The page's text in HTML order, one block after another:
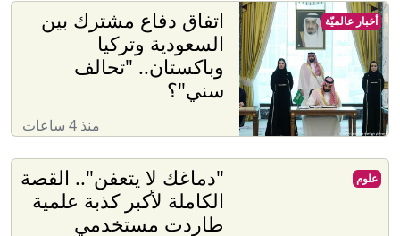
اتفاق دفاع مشترك بين
السعودية وتركيا
وباكستان.. "تحالف
سني"؟
منذ 4 ساعات
أخبار عالميّة
"دماغك لا يتعفن".. القصة
الكاملة لأكبر كذبة علمية
طاردت مستخدمي
علوم